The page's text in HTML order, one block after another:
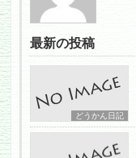
最新の投稿
どうかん日記